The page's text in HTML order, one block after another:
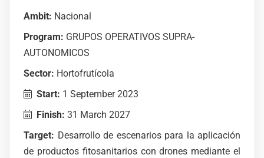
Ambit: Nacional
Program: GRUPOS OPERATIVOS SUPRA-
AUTONOMICOS
Sector: Hortofrutícola
Start: 1 September 2023
Finish: 31 March 2027
Target: Desarrollo de escenarios para la aplicación
de productos fitosanitarios con drones mediante el